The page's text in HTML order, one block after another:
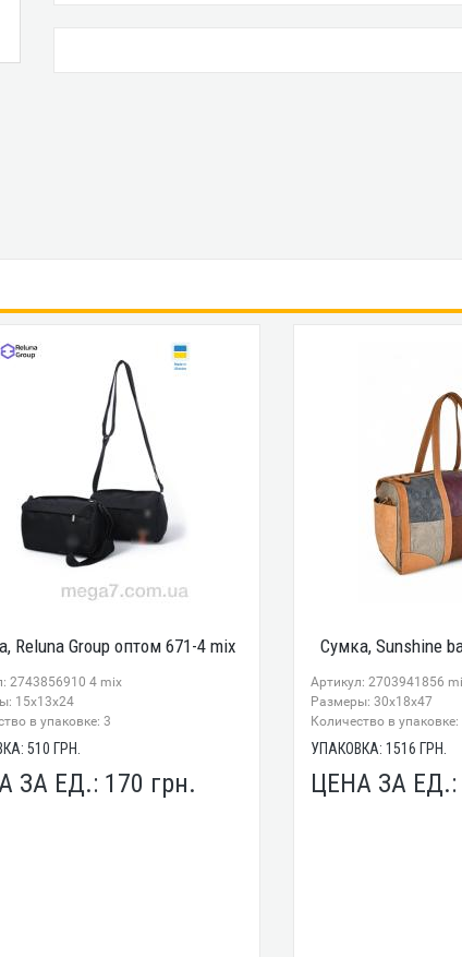
Reluna Group оптом 671-4 mix
2743856910 4 mix
15x13x24
в упаковке: 3
510 ГРН.
ЗА ЕД.: 170 грн.
Сумка, Sunshine
Артикул: 2703941856
Размеры: 30x18x47
Количество в упаковке:
УПАКОВКА: 1516 ГРН.
ЦЕНА ЗА ЕД.: